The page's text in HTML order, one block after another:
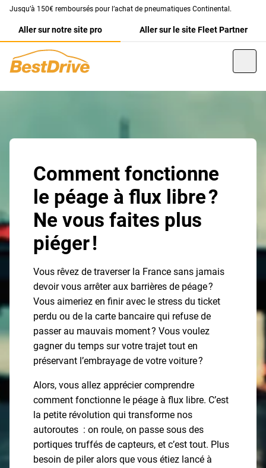
Jusqu’à 150€ remboursés pour l’achat de pneumatiques Continental.
Aller sur notre site pro Aller sur le site Fleet Partner
Comment fonctionne
le péage à flux libre ?
Ne vous faites plus
piéger !
Vous rêvez de traverser la France sans jamais
devoir vous arrêter aux barrières de péage ?
Vous aimeriez en finir avec le stress du ticket
perdu ou de la carte bancaire qui refuse de
passer au mauvais moment ? Vous voulez
gagner du temps sur votre trajet tout en
préservant l’embrayage de votre voiture ?
Alors, vous allez apprécier comprendre
comment fonctionne le péage à flux libre. C’est
la petite révolution qui transforme nos
autoroutes : on roule, on passe sous des
portiques truffés de capteurs, et c’est tout. Plus
besoin de piler alors que vous étiez lancé à